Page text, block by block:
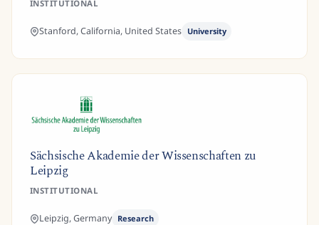
INSTITUTIONAL
Stanford, California, United States University
Sächsische Akademie der Wissenschaften zu
Leipzig
INSTITUTIONAL
Leipzig,Germany Research